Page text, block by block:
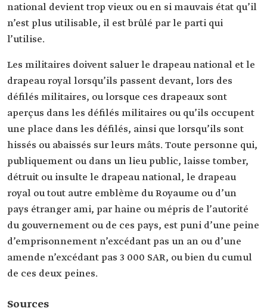
national devient trop vieux ou en si mauvais état qu’il
n’est plus utilisable, il est brûlé par le parti qui
l’utilise.
Les militaires doivent saluer le drapeau national et le
drapeau royal lorsqu’ils passent devant, lors des
défilés militaires, ou lorsque ces drapeaux sont
aperçus dans les défilés militaires ou qu’ils occupent
une place dans les défilés, ainsi que lorsqu’ils sont
hissés ou abaissés sur leurs mâts. Toute personne qui,
publiquement ou dans un lieu public, laisse tomber,
détruit ou insulte le drapeau national, le drapeau
royal ou tout autre emblème du Royaume ou d’un
pays étranger ami, par haine ou mépris de l’autorité
du gouvernement ou de ces pays, est puni d’une peine
d’emprisonnement n’excédant pas un an ou d’une
amende n’excédant pas 3 000 SAR, ou bien du cumul
de ces deux peines.
Sources